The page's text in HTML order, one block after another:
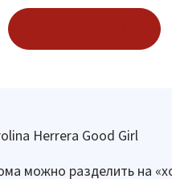
Herrera Good Girl
можно разделить на